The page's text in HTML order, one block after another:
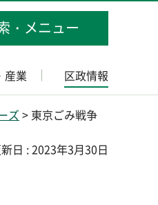
・メニュー
産業 区政情報
ズ > 東京ごみ戦争
日 : 2023年3月30日